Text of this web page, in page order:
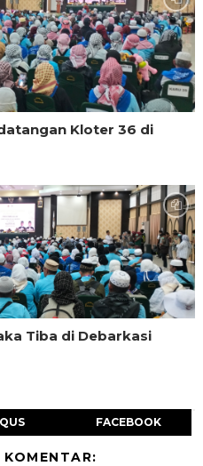
Kloter 36 di
Tiba di Debarkasi
FACEBOOK